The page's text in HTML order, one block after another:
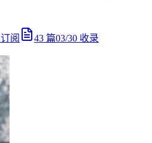
订阅 43 篇03/30 收录